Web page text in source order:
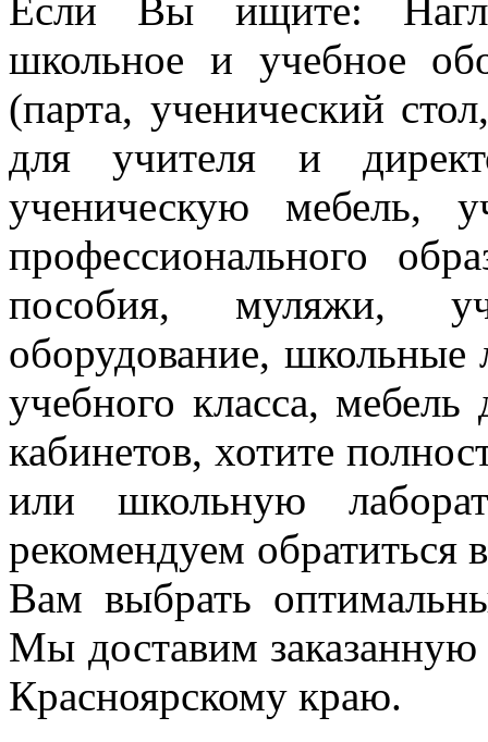
Если Вы ищите:
школьное и учебное
(парта, ученический
для учителя и
ученическую мебель,
профессионального
пособия, муляжи,
оборудование, школьные
учебного класса,
кабинетов, хотите
или школьную
рекомендуем
Вам выбрать
Мы доставим
Красноярскому краю.